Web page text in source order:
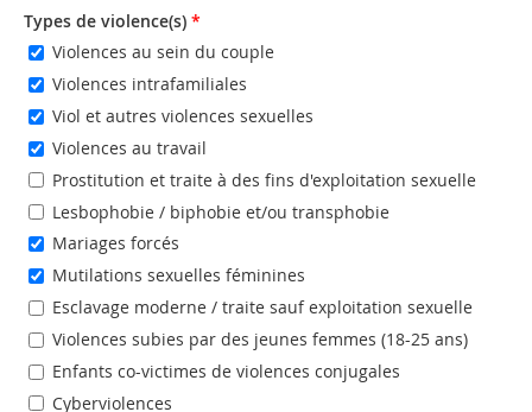
Types de violence(s) *
Violences au sein du couple
Violences intrafamiliales
Viol et autres violences sexuelles
Violences au travail
Prostitution et traite à des fins d'exploitation sexuelle
Lesbophobie / biphobie et/ou transphobie
Mariages forcés
Mutilations sexuelles féminines
Esclavage moderne / traite sauf exploitation sexuelle
Violences subies par des jeunes femmes (18-25 ans)
Enfants co-victimes de violences conjugales
Cyberviolences